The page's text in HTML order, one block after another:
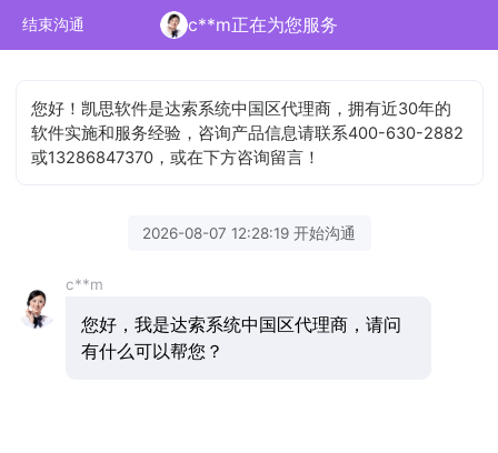
结束沟通 c**m正在为您服务
您好！凯思软件是达索系统中国区代理商，拥有近30年的
软件实施和服务经验，咨询产品信息请联系400-630-2882
或13286847370，或在下方咨询留言！
2026-08-07 12:28:19 开始沟通
c**m
您好，我是达索系统中国区代理商，请问
有什么可以帮您？